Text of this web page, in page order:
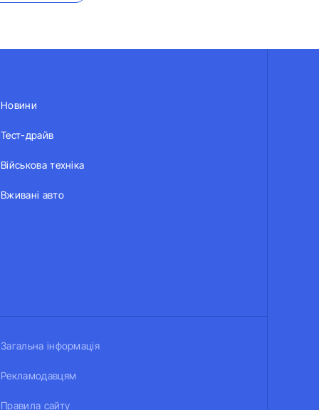
Новини
Тест-драйв
Військова техніка
Вживані авто
Загальна інформація
Рекламодавцям
Правила сайту